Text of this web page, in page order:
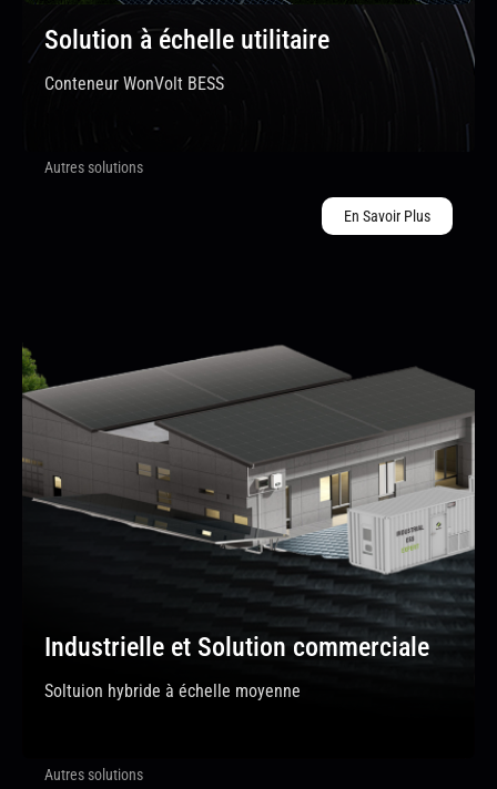
Solution à échelle utilitaire
Conteneur WonVolt BESS
Autres solutions
En Savoir Plus
Industrielle et Solution commerciale
Soltuion hybride à échelle moyenne
Autres solutions